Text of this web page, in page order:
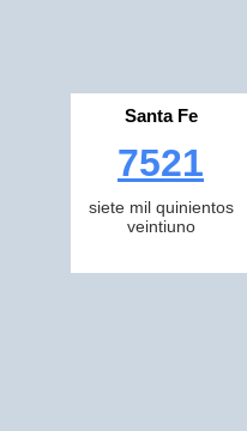
Santa Fe
7521
siete mil quinientos
veintiuno